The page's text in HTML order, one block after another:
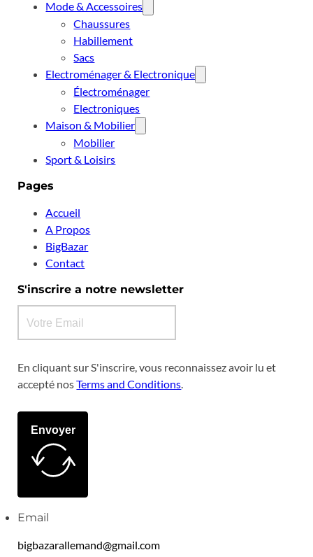
Mode & Accessoires
Chaussures
Habillement
Sacs
Electroménager & Electronique
Électroménager
Electroniques
Maison & Mobilier
Mobilier
Sport & Loisirs
Pages
Accueil
A Propos
BigBazar
Contact
S'inscrire a notre newsletter
En cliquant sur S'inscrire, vous reconnaissez avoir lu et
accepté nosTerms and Conditions
Envoyer
Email
bigbazarallemand@gmail.com